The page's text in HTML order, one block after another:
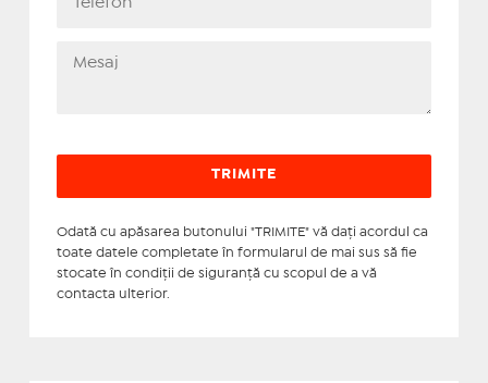
Odată cu apăsarea butonului "TRIMITE" vă daţi acordul ca
toate datele completate în formularul de mai sus să fie
stocate în condiţii de siguranţă cu scopul de a vă
contacta ulterior.